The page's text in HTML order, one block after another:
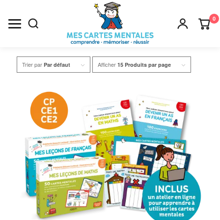
0
Recherche
Trier par Par défaut Afficher 15 Produits par page